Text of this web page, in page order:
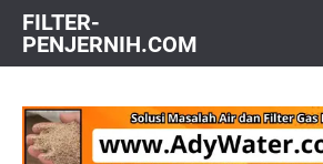
FILTER-
PENJERNIH.COM